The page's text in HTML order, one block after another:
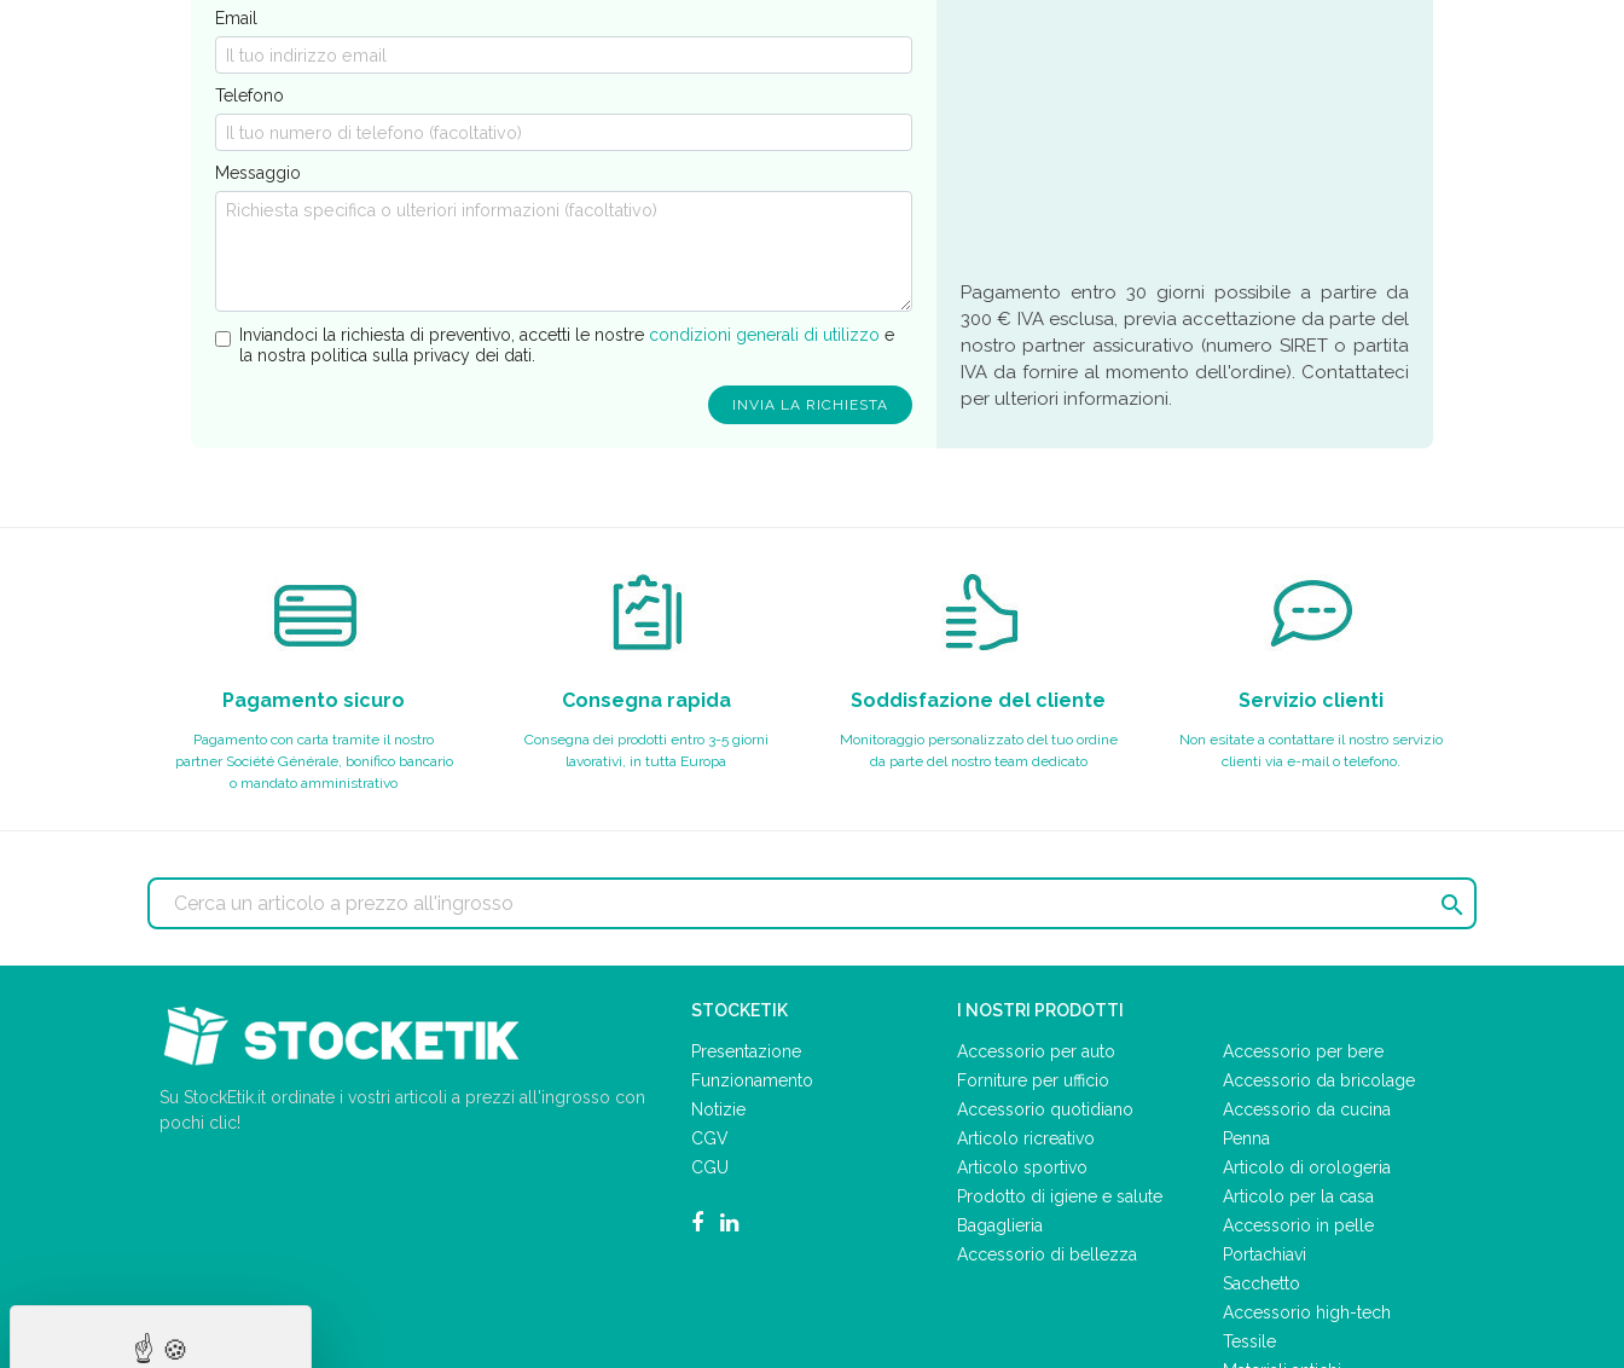
Email
Telefono
Messaggio
Inviandoci la richiesta di preventivo, accetti le nostre condizioni generali di utilizzo e
la nostra politica sulla privacy dei dati.
Pagamento entro 30 giorni possibile a partire da
300 € IVA esclusa, previa accettazione da parte del
nostro partner assicurativo (numero SIRET o partita
IVA da fornire al momento dell'ordine). Contattateci
per ulteriori informazioni.
Pagamento sicuro
Pagamento con carta tramite il nostro
partner Société Générale, bonifico bancario
o mandato amministrativo
Consegna rapida
Consegna dei prodotti entro 3-5 giorni
lavorativi, in tutta Europa
Soddisfazione del cliente
Monitoraggio personalizzato del tuo ordine
da parte del nostro team dedicato
Servizio clienti
Non esitate a contattare il nostro servizio
clienti via e-mail o telefono.

Su StockEtik.it ordinate i vostri articoli a prezzi all'ingrosso con
pochi clic!
STOCKETIK
Presentazione
Funzionamento
Notizie
CGV
CGU
I NOSTRI PRODOTTI
Accessorio per auto
Forniture per ufficio
Accessorio quotidiano
Articolo ricreativo
Articolo sportivo
Prodotto di igiene e salute
Bagaglieria
Accessorio di bellezza
Accessorio per bere
Accessorio da bricolage
Accessorio da cucina
Penna
Articolo di orologeria
Articolo per la casa
Accessorio in pelle
Portachiavi
Sacchetto
Accessorio high-tech
Tessile